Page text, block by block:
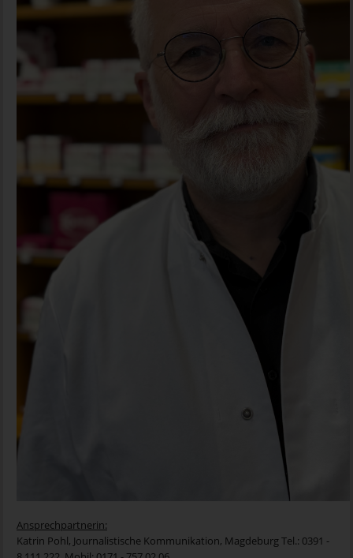
Ansprechpartnerin:
Katrin Pohl, Journalistische Kommunikation, Magdeburg Tel.: 0391 -